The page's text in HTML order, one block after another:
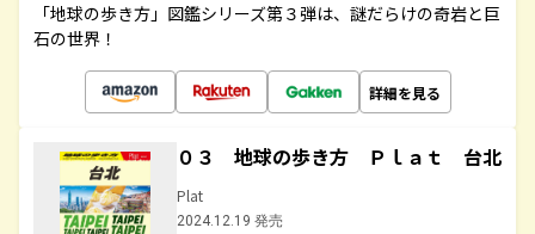
「地球の歩き方」図鑑シリーズ第３弾は、謎だらけの奇岩と巨
石の世界！
詳細を見る
０３ 地球の歩き方 Ｐｌａｔ 台北
Plat
2024.12.19 発売